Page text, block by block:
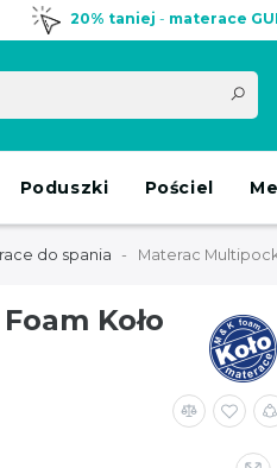
20% taniej - materace
Poduszki Pościel
do spania Materac
Koło